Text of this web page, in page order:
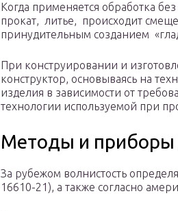
Когда применяется обработка
прокат, литье, происходит
принудительным созданием
При конструировании и
конструктор, основываясь на
изделия в зависимости от
технологии используемой при
Методы и приборы
За рубежом волнистость
16610-21), а также согласно